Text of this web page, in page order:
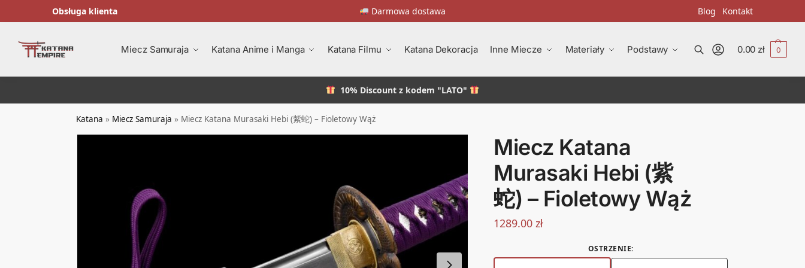
Obsługa klienta Darmowa dostawa Blog Kontakt
Miecz Samuraja Katana Anime i Manga Katana Filmu Katana Dekoracja Inne Miecze Materiały Podstawy
Wyszukiwanie
0.00 zł 0
10% Discount z kodem "LATO"
Katana » Miecz Samuraja » Miecz Katana Murasaki Hebi (紫蛇) – Fioletowy Wąż
Miecz Katana
Murasaki Hebi (紫
蛇) – Fioletowy Wąż
1289.00 zł
OSTRZENIE: